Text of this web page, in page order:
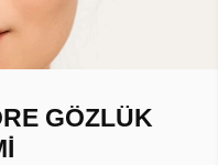
GÖZLÜK